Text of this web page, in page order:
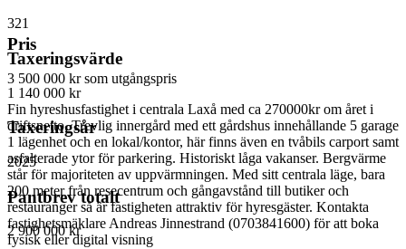
Pris
3 500 000 kr som utgångspris
Fin hyreshusfastighet i centrala Laxå med ca 270000kr om året i
driftsnetto. Trevlig innergård med ett gårdshus innehållande 5 garage
1 lägenhet och en lokal/kontor, här finns även en tvåbils carport samt
asfalterade ytor för parkering. Historiskt låga vakanser. Bergvärme
står för majoriteten av uppvärmningen. Med sitt centrala läge, bara
200 meter från resecentrum och gångavstånd till butiker och
restauranger så är fastigheten attraktiv för hyresgäster. Kontakta
fastighetsmäklare Andreas Jinnestrand (0703841600) för att boka
fysisk eller digital visning
321
Taxeringsvärde
1 140 000 kr
Taxeringsår
2025
Pantbrev totalt
2 900 000 kr